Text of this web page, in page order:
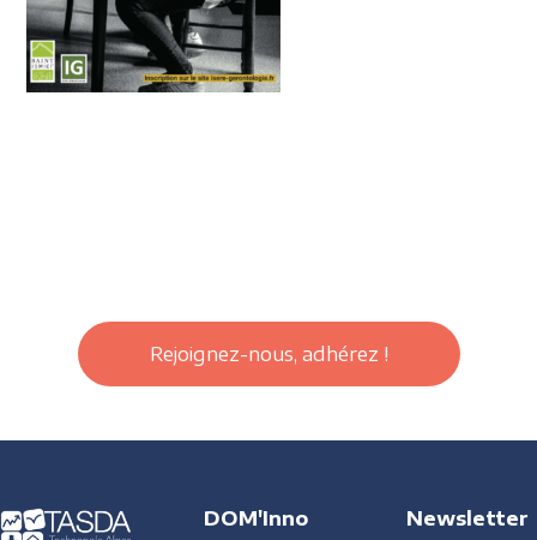
Rejoignez-nous, adhérez !
DOM'Inno Newsletter